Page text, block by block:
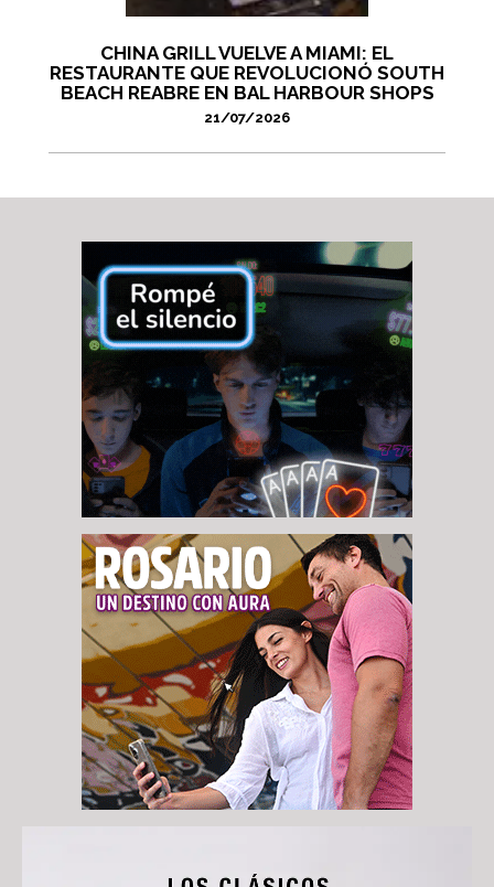
CHINA GRILL VUELVE A MIAMI: EL
RESTAURANTE QUE REVOLUCIONÓ SOUTH
BEACH REABRE EN BAL HARBOUR SHOPS
21/07/2026